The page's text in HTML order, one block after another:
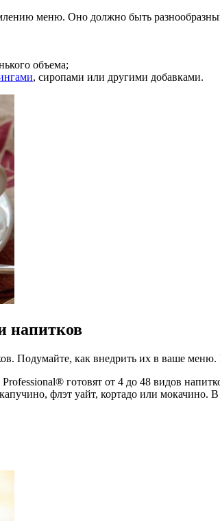
меню. Оно должно быть
объема;
, сиропами или другими добавками.
напитков
Подумайте, как внедрить их в ваше
Professional® готовят от 4 до 48 видов
флэт уайт, кортадо или мокачино.